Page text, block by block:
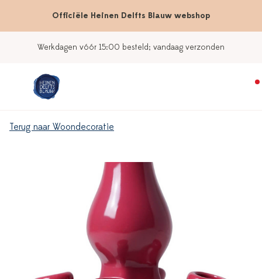
Officiële Heinen Delfts Blauw webshop
Werkdagen vóór 15:00 besteld; vandaag verzonden
Terug naar Woondecoratie